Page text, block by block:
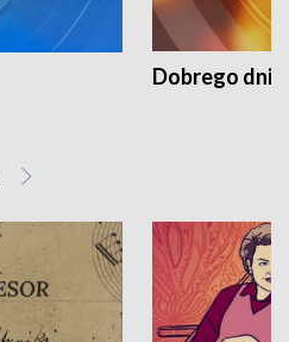
Dobrego dnia